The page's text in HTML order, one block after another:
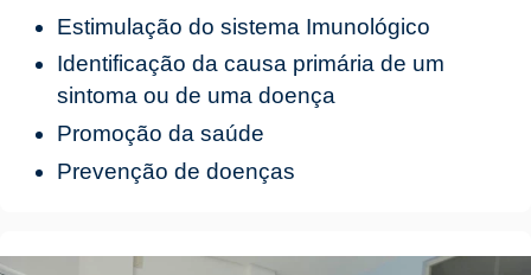
Estimulação do sistema Imunológico
Identificação da causa primária de um
sintoma ou de uma doença
Promoção da saúde
Prevenção de doenças